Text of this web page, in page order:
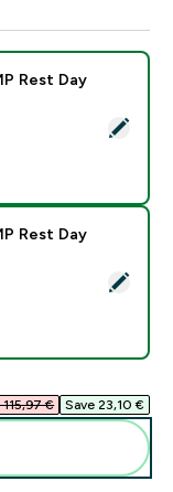
in felpa MP
Rest Day
da jogging MP
Rest Day
115,97 €‎ Save 23,10 €‎